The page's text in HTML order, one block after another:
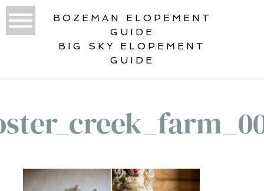
BOZEMAN ELOPEMENT
GUIDE
BIG SKY ELOPEMENT
GUIDE